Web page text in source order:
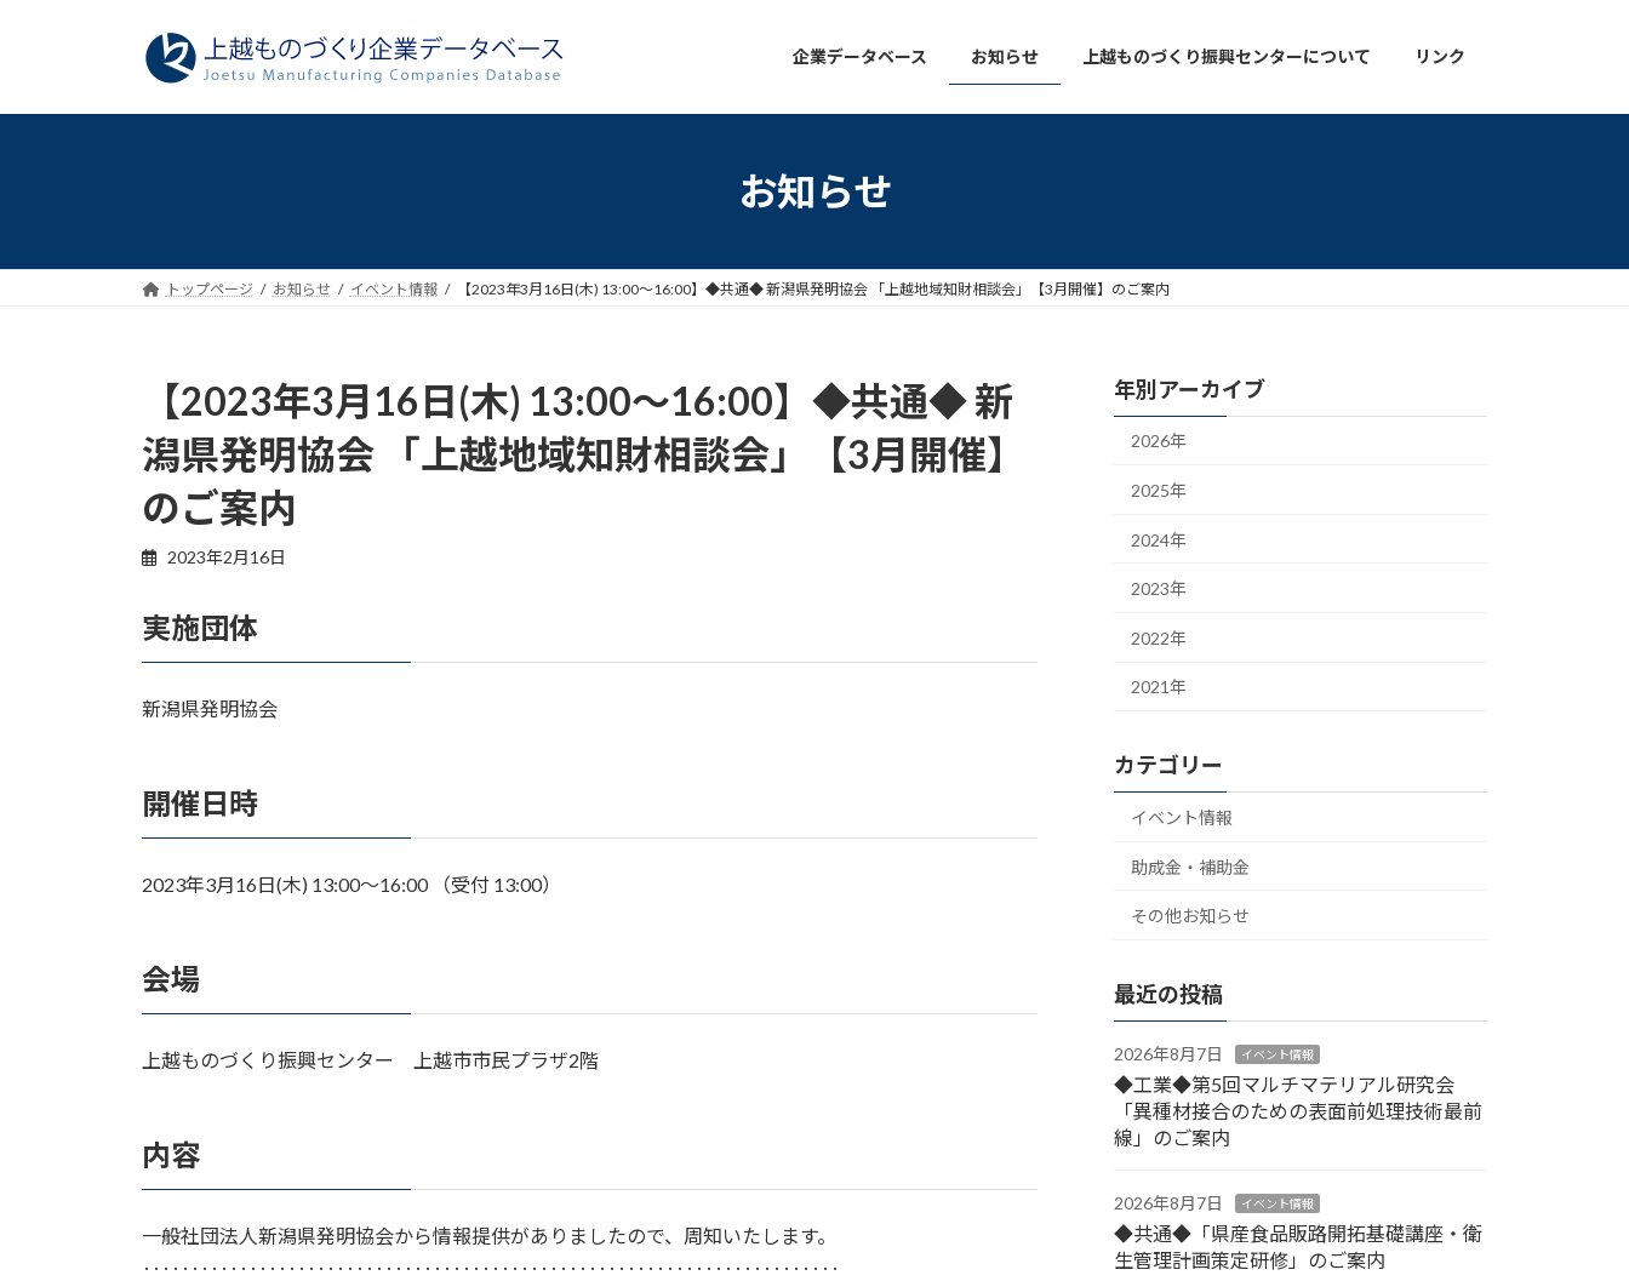
プ
動
企業データベース お知らせ 上越ものづくり振興センターについて リンク
お知らせ
トップページ お知らせ イベント情報 【2023年3月16日(木) 13:00～16:00】◆共通◆ 新潟県発明協会 「上越地域知財相談会」【3月開催】のご案内
【2023年3月16日(木) 13:00～16:00】◆共通◆ 新
潟県発明協会 「上越地域知財相談会」【3月開催】
のご案内
2023年2月16日
実施団体
新潟県発明協会
開催日時
2023年3月16日(木) 13:00～16:00 （受付 13:00）
会場
上越ものづくり振興センター 上越市市民プラザ2階
内容
一般社団法人新潟県発明協会から情報提供がありましたので、周知いたします。
‥‥‥‥‥‥‥‥‥‥‥‥‥‥‥‥‥‥‥‥‥‥‥‥‥‥‥‥‥‥‥‥‥‥‥‥
年別アーカイブ
2026年
2025年
2024年
2023年
2022年
2021年
カテゴリー
イベント情報
助成金・補助金
その他お知らせ
最近の投稿
2026年8月7日 イベント情報
◆工業◆第5回マルチマテリアル研究会
「異種材接合のための表面前処理技術最前
線」のご案内
2026年8月7日 イベント情報
◆共通◆「県産食品販路開拓基礎講座・衛
生管理計画策定研修」のご案内